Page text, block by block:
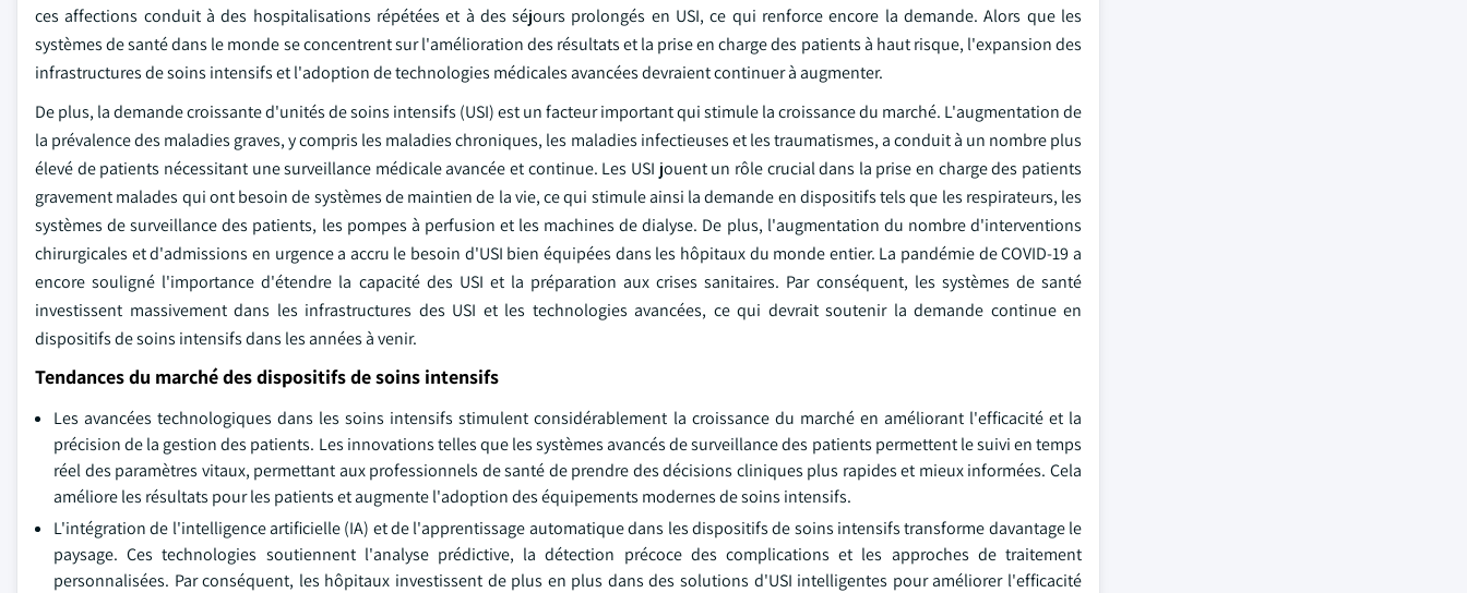
ces affections conduit à des hospitalisations répétées et à des séjours prolongés en USI, ce qui renforce encore la demande. Alors que les
systèmes de santé dans le monde se concentrent sur l'amélioration des résultats et la prise en charge des patients à haut risque, l'expansion des
infrastructures de soins intensifs et l'adoption de technologies médicales avancées devraient continuer à augmenter.
De plus, la demande croissante d'unités de soins intensifs (USI) est un facteur important qui stimule la croissance du marché. L'augmentation de
la prévalence des maladies graves, y compris les maladies chroniques, les maladies infectieuses et les traumatismes, a conduit à un nombre plus
élevé de patients nécessitant une surveillance médicale avancée et continue. Les USI jouent un rôle crucial dans la prise en charge des patients
gravement malades qui ont besoin de systèmes de maintien de la vie, ce qui stimule ainsi la demande en dispositifs tels que les respirateurs, les
systèmes de surveillance des patients, les pompes à perfusion et les machines de dialyse. De plus, l'augmentation du nombre d'interventions
chirurgicales et d'admissions en urgence a accru le besoin d'USI bien équipées dans les hôpitaux du monde entier. La pandémie de COVID-19 a
encore souligné l'importance d'étendre la capacité des USI et la préparation aux crises sanitaires. Par conséquent, les systèmes de santé
investissent massivement dans les infrastructures des USI et les technologies avancées, ce qui devrait soutenir la demande continue en
dispositifs de soins intensifs dans les années à venir.
Tendances du marché des dispositifs de soins intensifs
Les avancées technologiques dans les soins intensifs stimulent considérablement la croissance du marché en améliorant l'efficacité et la
précision de la gestion des patients. Les innovations telles que les systèmes avancés de surveillance des patients permettent le suivi en temps
réel des paramètres vitaux, permettant aux professionnels de santé de prendre des décisions cliniques plus rapides et mieux informées. Cela
améliore les résultats pour les patients et augmente l'adoption des équipements modernes de soins intensifs.
L'intégration de l'intelligence artificielle (IA) et de l'apprentissage automatique dans les dispositifs de soins intensifs transforme davantage le
paysage. Ces technologies soutiennent l'analyse prédictive, la détection précoce des complications et les approches de traitement
personnalisées. Par conséquent, les hôpitaux investissent de plus en plus dans des solutions d'USI intelligentes pour améliorer l'efficacité